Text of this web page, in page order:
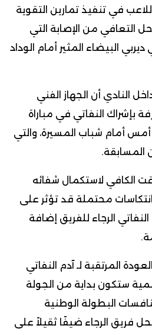
في تنفيذ تمارين التقوية
التعافي من الإصابة التي
البيضاء المثير أمام الوداد
أن الجهاز الفني
بإشراك النفاتي في مباراة
أمام شباب المسيرة، والتي
الكافي لاستكمال شفائه
محتملة قد تؤثر على
الرجاء للفريق إضافة
المرتقبة لـ آدم النفاتي
ستكون بداية من الجولة
البطولة الوطنية
يحل فريق الرجاء ضيفًا ثقيلاً على